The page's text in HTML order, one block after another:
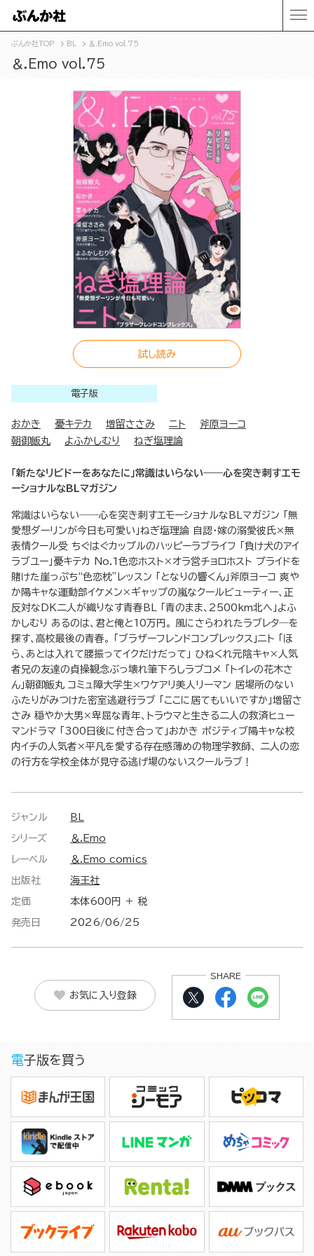
ぶんか社TOP BL ＆.Emo vol.75
＆.Emo vol.75
試し読み
電子版
おかき 憂キテカ 増留ささみ ニト
斧原ヨーコ
朝御飯丸
よふかしむり ねぎ塩理論
「新たなリビドーをあなたに」常識はいらない――心を突き刺すエモ
ーショナルなBLマガジン
常識はいらない――心を突き刺すエモーショナルなBLマガジン 「無
愛想ダーリンが今日も可愛い」ねぎ塩理論 自認・嫁の溺愛彼氏×無
表情クール受 ちぐはぐカップルのハッピーラブライフ 「負け犬のアイ
ラブユー」憂キテカ No.1色恋ホスト×オラ営チョロホスト プライドを
賭けた崖っぷち“色恋枕”レッスン 「となりの響くん」斧原ヨーコ 爽や
か陽キャな運動部イケメン×ギャップの嵐なクールビューティー、正
反対なDK二人が織りなす青春BL 「青のまま、2500km北へ」よふ
かしむり あるのは、君と俺と10万円。 風にさらわれたラブレタ―を
探す、高校最後の青春。 「ブラザーフレンドコンプレックス」ニト 「ほ
ら、あとは入れて腰振ってイクだけだって」 ひねくれ元陰キャ×人気
者兄の友達の貞操観念ぶっ壊れ筆下ろしラブコメ 「トイレの花木さ
ん」朝御飯丸 コミュ障大学生×ワケアリ美人リーマン 居場所のない
ふたりがみつけた密室逃避行ラブ 「ここに居てもいいですか」増留さ
さみ 穏やか大男×卑屈な青年、トラウマと生きる二人の救済ヒュー
マンドラマ 「300日後に付き合って」おかき ポジティブ陽キャな校
内イチの人気者×平凡を愛する存在感薄めの物理学教師、 二人の恋
の行方を学校全体が見守る逃げ場のないスクールラブ！
ジャンル BL
シリーズ ＆.Emo
レーベル ＆.Emo comics
出版社 海王社
定価 本体600円 ＋ 税
発売日 2026/06/25
お気に入り登録
SHARE
電子版を買う